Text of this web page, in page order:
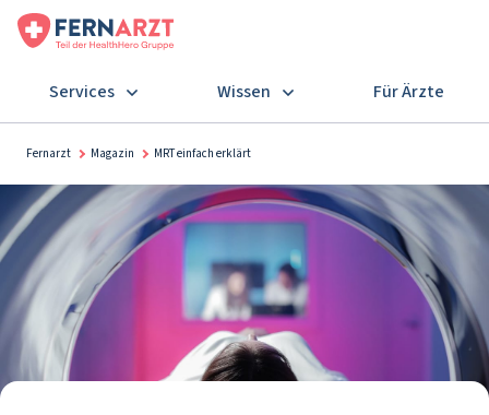
Services Wissen Für Ärzte
Fernarzt Magazin MRT einfach erklärt